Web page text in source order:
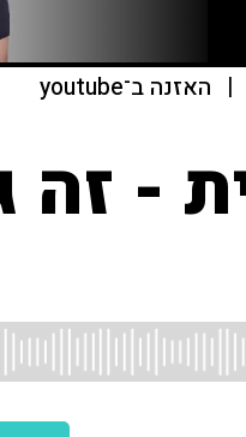
| האזנה ב־youtube
- זה